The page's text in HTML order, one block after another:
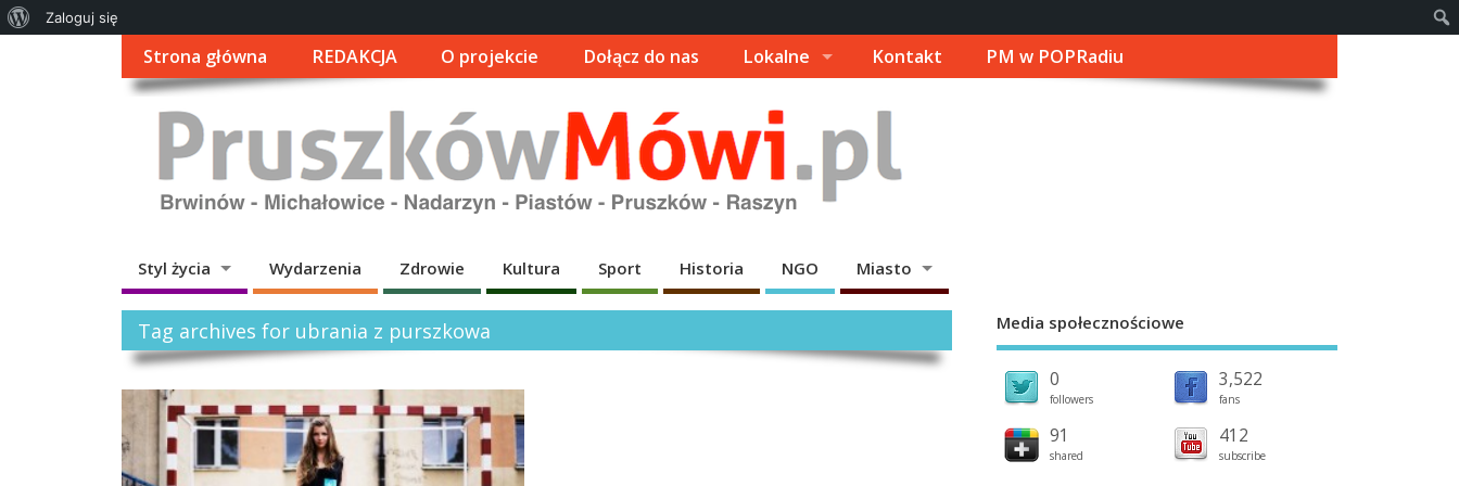
Strona główna REDAKCJA O projekcie Dołącz do nas Lokalne Kontakt PM w POPRadiu
Styl życia Wydarzenia Zdrowie Kultura Sport Historia NGO Miasto
Tag archives for ubrania z purszkowa Media społecznościowe
0
followers
3,522
fans
91
shared
412
subscribe
Zaloguj się